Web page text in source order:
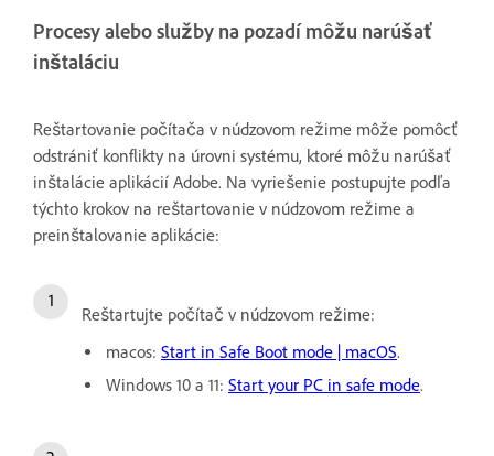
Procesy alebo služby na pozadí môžu narúšať
inštaláciu
Reštartovanie počítača v núdzovom režime môže pomôcť
odstrániť konflikty na úrovni systému, ktoré môžu narúšať
inštalácie aplikácií Adobe. Na vyriešenie postupujte podľa
týchto krokov na reštartovanie v núdzovom režime a
preinštalovanie aplikácie:
Reštartujte počítač v núdzovom režime:
macos: Start in Safe Boot mode | macOS.
Windows 10 a 11: Start your PC in safe mode.